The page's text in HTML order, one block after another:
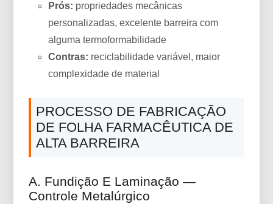
Prós: propriedades mecânicas
personalizadas, excelente barreira com
alguma termoformabilidade
Contras: reciclabilidade variável, maior
complexidade de material
PROCESSO DE FABRICAÇÃO
DE FOLHA FARMACÊUTICA DE
ALTA BARREIRA
A. Fundição E Laminação —
Controle Metalúrgico